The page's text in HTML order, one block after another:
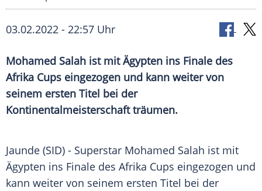
03.02.2022 - 22:57 Uhr
Mohamed Salah ist mit Ägypten ins Finale des
Afrika Cups eingezogen und kann weiter von
seinem ersten Titel bei der
Kontinentalmeisterschaft träumen.
Jaunde (SID) - Superstar Mohamed Salah ist mit
Ägypten ins Finale des Afrika Cups eingezogen und
kann weiter von seinem ersten Titel bei der